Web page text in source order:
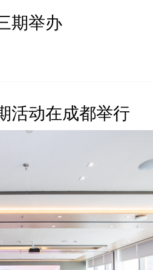
期举办
活动在成都举行